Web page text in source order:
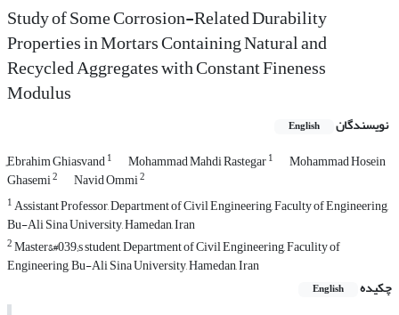
Study of Some Corrosion-Related Durability
Properties in Mortars Containing Natural and
Recycled Aggregates with Constant Fineness
Modulus
نویسندگان English
ٍEbrahim Ghiasvand1 Mohammad Mahdi Rastegar1 Mohammad Hosein
Ghasemi2 Navid Ommi2
1Assistant Professor, Department of Civil Engineering, Faculty of Engineering,
Bu-Ali Sina University, Hamedan, Iran
2Master&#039;s student, Department of Civil Engineering, Faculity of
Engineering, Bu-Ali Sina University, Hamedan, Iran
چکیده
English